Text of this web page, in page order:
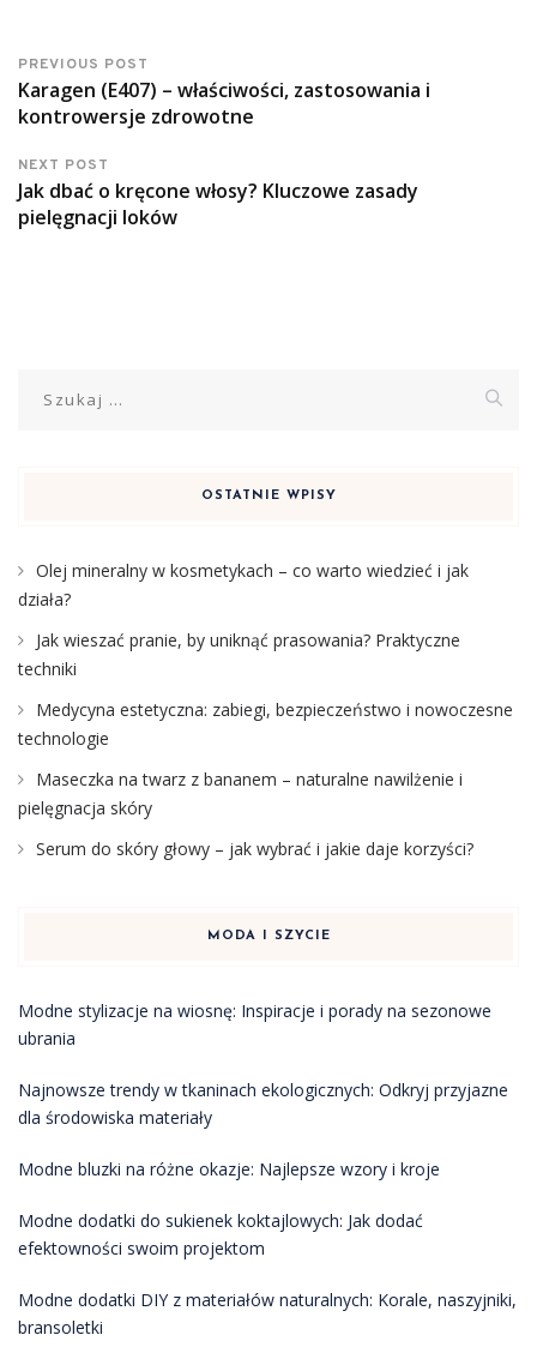
PREVIOUS POST
Karagen (E407) – właściwości, zastosowania i
kontrowersje zdrowotne
NEXT POST
Jak dbać o kręcone włosy? Kluczowe zasady
pielęgnacji loków
OSTATNIE WPISY
Olej mineralny w kosmetykach – co warto wiedzieć i jak
działa?
Jak wieszać pranie, by uniknąć prasowania? Praktyczne
techniki
Medycyna estetyczna: zabiegi, bezpieczeństwo i nowoczesne
technologie
Maseczka na twarz z bananem – naturalne nawilżenie i
pielęgnacja skóry
Serum do skóry głowy – jak wybrać i jakie daje korzyści?
MODA I SZYCIE
Modne stylizacje na wiosnę: Inspiracje i porady na sezonowe
ubrania
Najnowsze trendy w tkaninach ekologicznych: Odkryj przyjazne
dla środowiska materiały
Modne bluzki na różne okazje: Najlepsze wzory i kroje
Modne dodatki do sukienek koktajlowych: Jak dodać
efektowności swoim projektom
Modne dodatki DIY z materiałów naturalnych: Korale, naszyjniki,
bransoletki